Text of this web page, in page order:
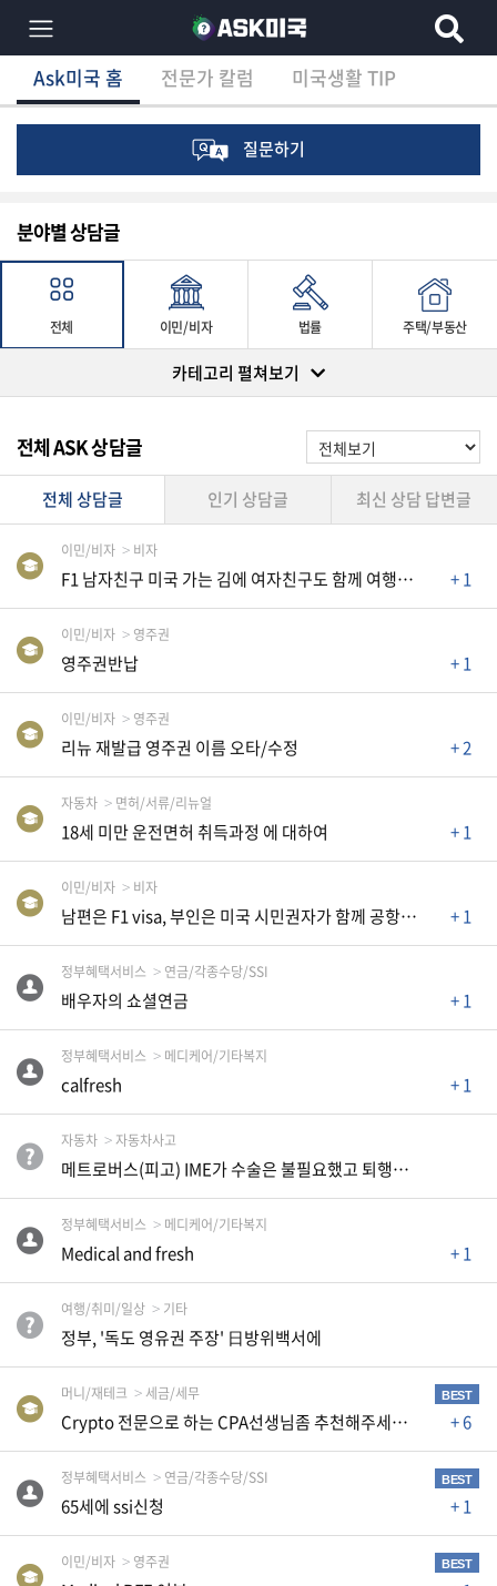
×
분
야
담
민/
비
법
주
부
동
산
머
니/
재
크
학/
교
건
여
행/
미/
상
자
차
Ask미국 홈 전문가 칼럼 미국생활 TIP
Ask미국 홈 전문가 칼럼 미국생활 TIP
질문하기
분야별 상담글
전체 이민/비자 법률 주택/부동산
자동차 정부혜택서비스
카테고리 펼쳐보기
전체 ASK 상담글
전체 상담글 인기 상담글 최신 상담 답변글
이민/비자 비자
F1 남자친구 미국 가는 김에 여자친구도 함께 여행하러 가도 되나요? + 1
이민/비자 영주권
영주권반납 + 1
이민/비자 영주권
리뉴 재발급 영주권 이름 오타/수정 + 2
자동차 면허/서류/리뉴얼
18세 미만 운전면허 취득과정 에 대하여 + 1
이민/비자 비자
남편은 F1 visa, 부인은 미국 시민권자가 함께 공항에 들어올 때 + 1
정부혜택서비스 연금/각종수당/SSI
배우자의 쇼셜연금 + 1
정부혜택서비스 메디케어/기타복지
calfresh + 1
자동차 자동차사고
메트로버스(피고) IME가 수술은 불필요했고 퇴행성 변화 때문이라고 주장합니다.
정부혜택서비스 메디케어/기타복지
Medical and fresh + 1
여행/취미/일상 기타
정부, '독도 영유권 주장' 日방위백서에
머니/재테크 세금/세무 BEST
Crypto 전문으로 하는 CPA선생님좀 추천해주세요~~ + 6
정부혜택서비스 연금/각종수당/SSI BEST
65세에 ssi신청 + 1
이민/비자 영주권 BEST